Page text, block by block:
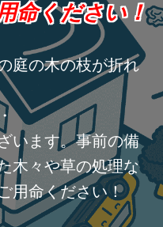
命ください！
庭の木の枝が折れ
います。事前の備
木々や草の処理な
用命ください！